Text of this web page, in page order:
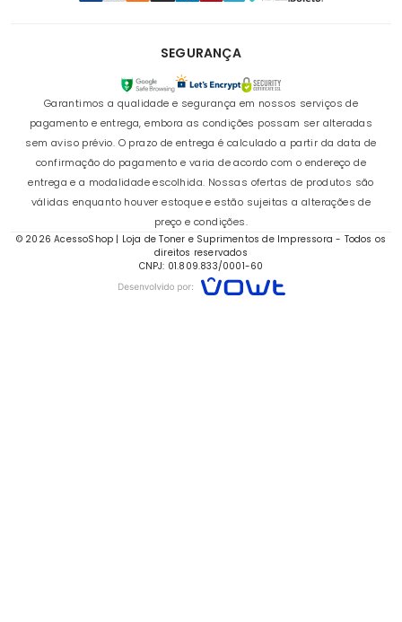
SEGURANÇA
Garantimos a qualidade e segurança em nossos serviços de
pagamento e entrega, embora as condições possam ser alteradas
sem aviso prévio. O prazo de entrega é calculado a partir da data de
confirmação do pagamento e varia de acordo com o endereço de
entrega e a modalidade escolhida. Nossas ofertas de produtos são
válidas enquanto houver estoque e estão sujeitas a alterações de
preço e condições.
© 2026 AcessoShop | Loja de Toner e Suprimentos de Impressora - Todos os
direitos reservados
CNPJ: 01.809.833/0001-60